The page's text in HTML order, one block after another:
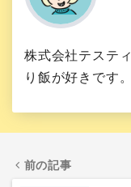
株式会社テステ
り飯が好きです。
前の記事